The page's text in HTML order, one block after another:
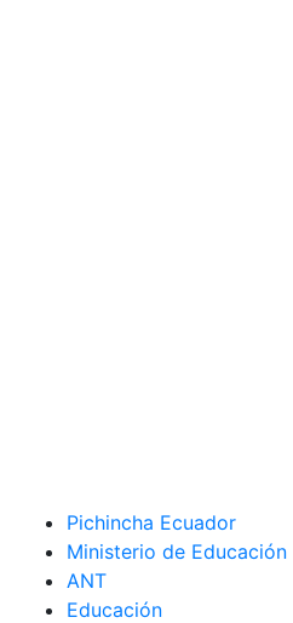
Pichincha Ecuador
Ministerio de Educación
ANT
Educación